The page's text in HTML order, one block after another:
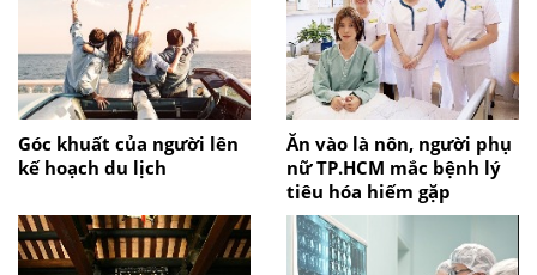
Góc khuất của người lên
kế hoạch du lịch
Ăn vào là nôn, người phụ
nữ TP.HCM mắc bệnh lý
tiêu hóa hiếm gặp